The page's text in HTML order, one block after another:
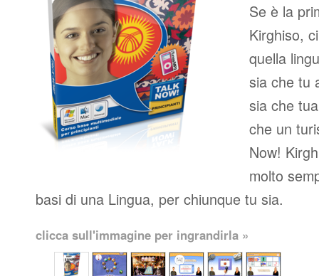
Se è la
Kirghiso,
quella
sia che tu
sia che
che un
Now!
molto
basi di una Lingua, per chiunque tu sia.
clicca sull'immagine per ingrandirla »